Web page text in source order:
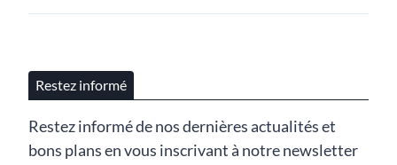
Restez informé
Restez informé de nos dernières actualités et
bons plans en vous inscrivant à notre newsletter